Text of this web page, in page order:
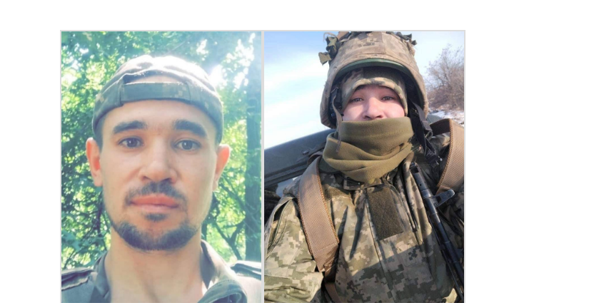
Організаційна структура
Очищення влади
Вулиці, провулки/
Перейменування
Welcome to Koriukivka